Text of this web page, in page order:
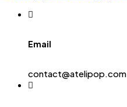
options
être
choisies
la
page
Email
contact@atelipop.com